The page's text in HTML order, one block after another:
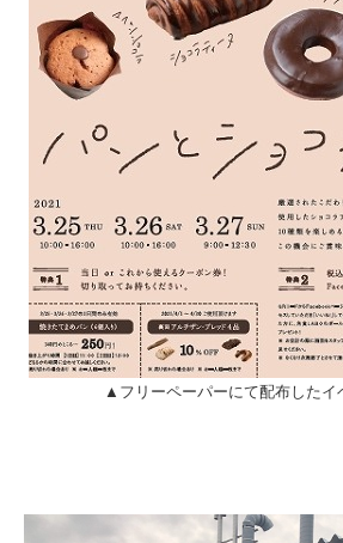
▲フリーペーパーにて配布したイ